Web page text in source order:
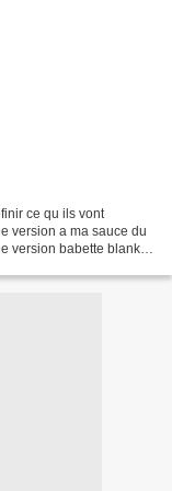
ce qu ils vont
version a ma sauce du
version babette blanket